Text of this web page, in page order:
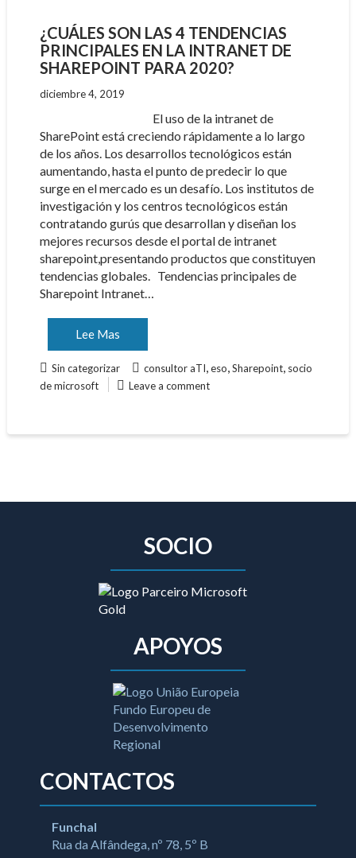
¿CUÁLES SON LAS 4 TENDENCIAS
PRINCIPALES EN LA INTRANET DE
SHAREPOINT PARA 2020?
diciembre 4, 2019
El uso de la intranet de
SharePoint está creciendo rápidamente a lo largo
de los años. Los desarrollos tecnológicos están
aumentando, hasta el punto de predecir lo que
surge en el mercado es un desafío. Los institutos de
investigación y los centros tecnológicos están
contratando gurús que desarrollan y diseñan los
mejores recursos desde el portal de intranet
sharepoint,presentando productos que constituyen
tendencias globales. Tendencias principales de
Sharepoint Intranet…
Lee Mas
Sin categorizar consultor aTI eso Sharepoint, socio
de microsoft
Leave a comment
SOCIO
APOYOS
CONTACTOS
Funchal
Rua da Alfândega, nº 78, 5º B